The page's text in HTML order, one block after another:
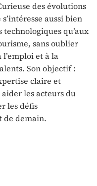
des évolutions
aussi bien
qu’aux
sans oublier
et à la
Son objectif :
claire et
les acteurs du
les défis
de demain.